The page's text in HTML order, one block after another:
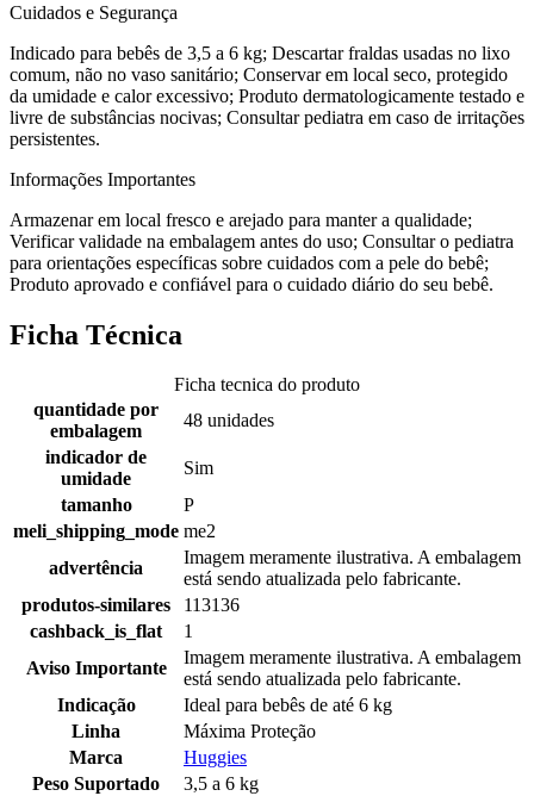
Cuidados e Segurança
Indicado para bebês de 3,5 a 6 kg; Descartar fraldas usadas no lixo
comum, não no vaso sanitário; Conservar em local seco, protegido
da umidade e calor excessivo; Produto dermatologicamente testado e
livre de substâncias nocivas; Consultar pediatra em caso de irritações
persistentes.
Informações Importantes
Armazenar em local fresco e arejado para manter a qualidade;
Verificar validade na embalagem antes do uso; Consultar o pediatra
para orientações específicas sobre cuidados com a pele do bebê;
Produto aprovado e confiável para o cuidado diário do seu bebê.
Ficha Técnica
Ficha tecnica do produto
quantidade por
embalagem
48 unidades
indicador de
umidade
Sim
tamanho
P
meli_shipping_mode me2
advertência
Imagem meramente ilustrativa. A embalagem
está sendo atualizada pelo fabricante.
produtos-similares
113136
cashback_is_flat
1
Aviso Importante
Imagem meramente ilustrativa. A embalagem
está sendo atualizada pelo fabricante.
Indicação
Ideal para bebês de até 6 kg
Linha
Máxima Proteção
Marca
Huggies
Peso Suportado
3,5 a 6 kg